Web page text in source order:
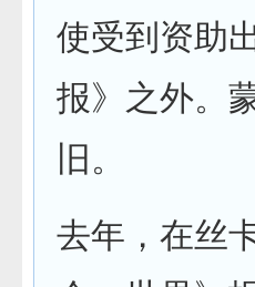
使受到资助
报》之外。
旧。
去年，在丝